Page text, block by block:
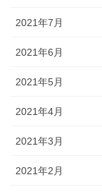
2021年7月
2021年6月
2021年5月
2021年4月
2021年3月
2021年2月